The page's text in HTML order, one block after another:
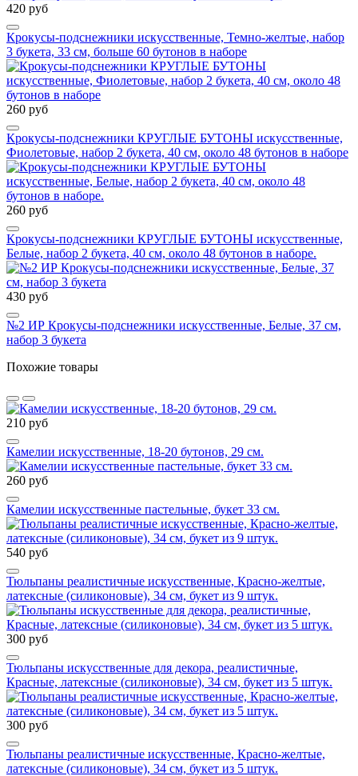
420 руб
Крокусы-подснежники искусственные, Темно-желтые, набор
3 букета, 33 см, больше 60 бутонов в наборе
260 руб
Крокусы-подснежники КРУГЛЫЕ БУТОНЫ искусственные,
Фиолетовые, набор 2 букета, 40 см, около 48 бутонов в наборе
260 руб
Крокусы-подснежники КРУГЛЫЕ БУТОНЫ искусственные,
Белые, набор 2 букета, 40 см, около 48 бутонов в наборе.
430 руб
№2 ИР Крокусы-подснежники искусственные, Белые, 37 см,
набор 3 букета
Похожие товары
210 руб
Камелии искусственные, 18-20 бутонов, 29 см.
260 руб
Камелии искусственные пастельные, букет 33 см.
540 руб
Тюльпаны реалистичные искусственные, Красно-желтые,
латексные (силиконовые), 34 см, букет из 9 штук.
300 руб
Тюльпаны искусственные для декора, реалистичные,
Красные, латексные (силиконовые), 34 см, букет из 5 штук.
300 руб
Тюльпаны реалистичные искусственные, Красно-желтые,
латексные (силиконовые), 34 см, букет из 5 штук.